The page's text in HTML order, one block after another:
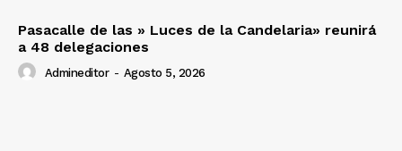
Pasacalle de las » Luces de la Candelaria» reunirá
a 48 delegaciones
Admineditor - Agosto 5, 2026